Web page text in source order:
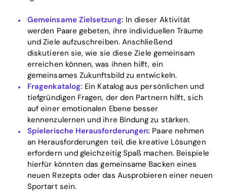
Home
Blog
Gemeinsame Zielsetzung: In dieser Aktivität
werden Paare gebeten, ihre individuellen Träume
und Ziele aufzuschreiben. Anschließend
diskutieren sie, wie sie diese Ziele gemeinsam
erreichen können, was ihnen hilft, ein
gemeinsames Zukunftsbild zu entwickeln.
Fragenkatalog: Ein Katalog aus persönlichen und
tiefgründigen Fragen, der den Partnern hilft, sich
auf einer emotionalen Ebene besser
kennenzulernen und ihre Bindung zu stärken.
Spielerische Herausforderungen: Paare nehmen
an Herausforderungen teil, die kreative Lösungen
erfordern und gleichzeitig Spaß machen. Beispiele
hierfür könnten das gemeinsame Backen eines
neuen Rezepts oder das Ausprobieren einer neuen
Sportart sein.